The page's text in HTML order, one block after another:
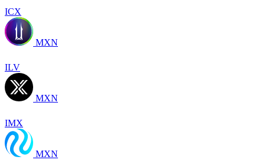
ICX
MXN
ILV
MXN
IMX
MXN